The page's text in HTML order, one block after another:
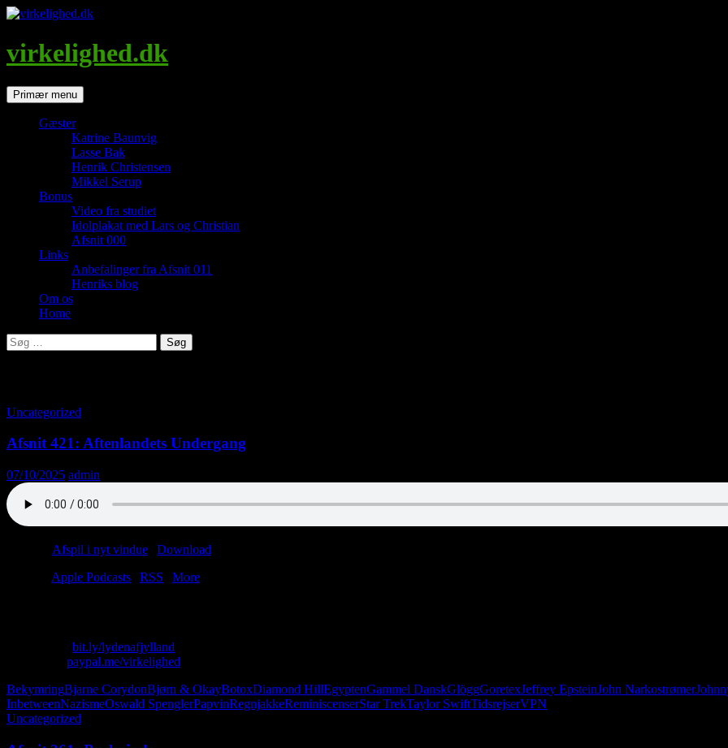
Hop
indhold
virkelighed.dk
SøgPrimær menu
Gæster
Katrine Baunvig
Lasse Bak
Henrik Christensen
Mikkel Serup
Bonus
Video fra studiet
Idolplakat med Lars og Christian
Afsnit 000
Links
Anbefalinger fra Afsnit 011
Henriks blog
Om os
Home
Søg
efter:
Uncategorized
Afsnit 421: Aftenlandets Undergang
07/10/2025 admin
Afspil i nyt vindue Download
Apple Podcasts RSS
More
bit.ly/lydenafjylland
paypal.me/virkelighed
BekymringBjarne CorydonBjørn & OkayBotoxDiamond HillEgyptenGammel DanskGlöggGoretexJeffrey EpsteinJohn Narkostrømer
InbetweenNazismeOswald SpenglerPapvinRegnjakkeReminiscenserStar TrekTaylor SwiftTidsrejserVPN
Uncategorized